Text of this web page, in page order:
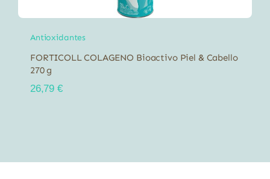
Antioxidantes
FORTICOLL COLAGENO Bioactivo Piel & Cabello
270 g
26,79 €